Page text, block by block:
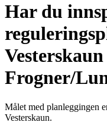
Har du
Frogner/
Målet med planleggingen
Vesterskaun.